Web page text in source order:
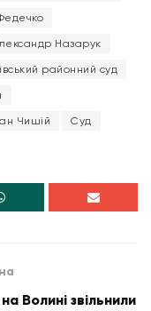
Назарук
районний суд
Чишій Суд
Волині звільнили